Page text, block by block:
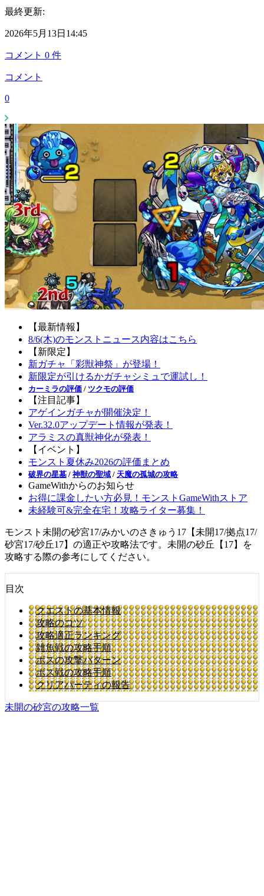
最終更新:
2026年5月13日14:45
コメント 0 件
コメント
0
【最新情報】
8/6(木)のモンストニュース内容はこちら
【新限定】
新ガチャ「彩獣神祭」が登場！
新限定が引けるかガチャシミュで運試し！
カーミラの評価 / ツクモの評価
【注目記事】
アゲインガチャが開催決定！
Ver.32.0アップデート情報が発表！
アラミスの真獣神化が発表！
【イベント】
モンスト夏休み2026の評価まとめ
破界の星墓 / 神獣の聖域 / 天魔の孤城の攻略
GameWithからのお知らせ
お得に課金したい方必見！モンストGameWithストア
未経験可&完全在宅！攻略ライター募集！
モンスト未開の砂宮17/みかいのさきゅう17【未開17/拠点17/
砂宮17/砂丘17】の適正や攻略法です。未開の砂丘【17】を
攻略する際の参考にしてください。
目次
クエストの基本情報
攻略のコツ
攻略適正ランキング
雑魚戦の攻略手順
ボスの攻撃パターン
ボス戦の攻略手順
クリアパーティの報告
未開の砂宮の攻略一覧